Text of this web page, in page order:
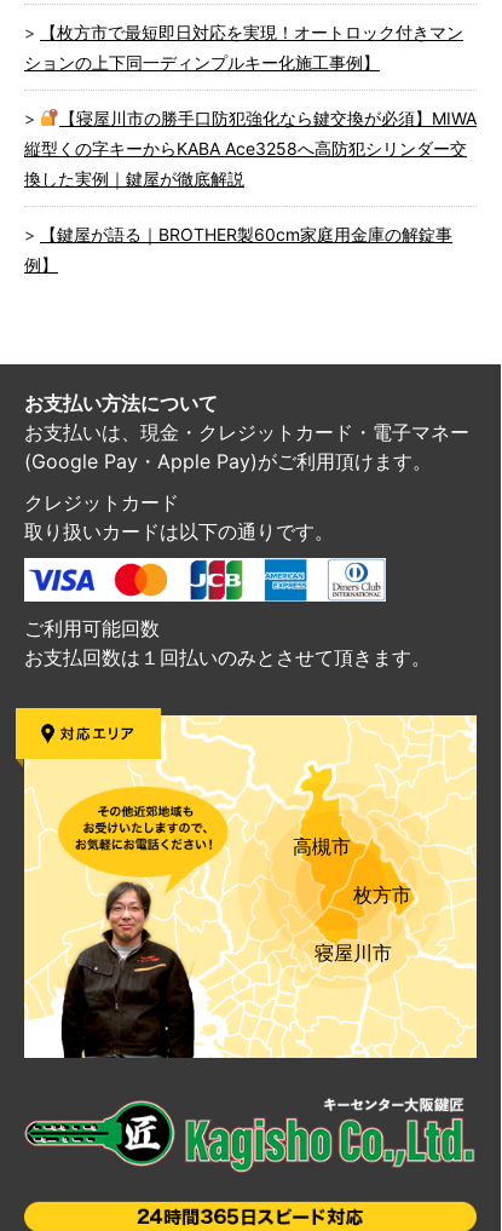
【枚方市で最短即日対応を実現！オートロック付きマン
ションの上下同一ディンプルキー化施工事例】
【寝屋川市の勝手口防犯強化なら鍵交換が必須】MIWA
縦型くの字キーからKABA Ace3258へ高防犯シリンダー交
換した実例｜鍵屋が徹底解説
【鍵屋が語る｜BROTHER製60cm家庭用金庫の解錠事
例】
お支払い方法について
お支払いは、現金・クレジットカード・電子マネー
(Google Pay・Apple Pay)がご利用頂けます。
クレジットカード
取り扱いカードは以下の通りです。
ご利用可能回数
お支払回数は１回払いのみとさせて頂きます。
高槻市
枚方市
寝屋川市